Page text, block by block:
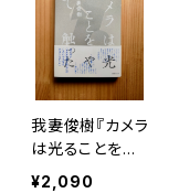
我妻俊樹『カメラ
は光ることをや
めて触った』
¥2,090